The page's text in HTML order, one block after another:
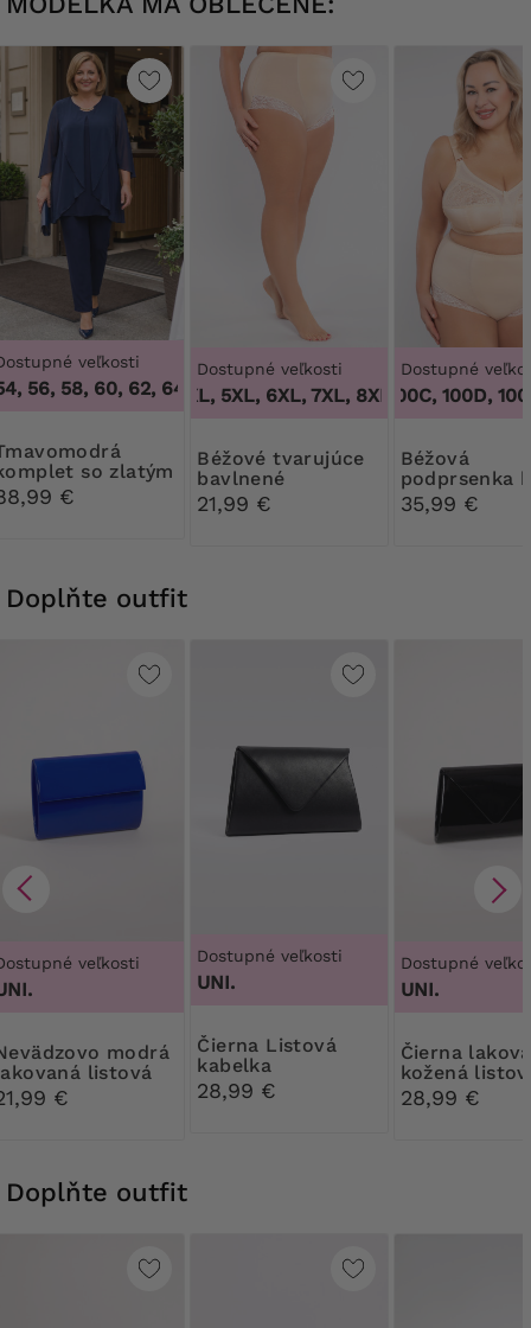
veľkosti
56, 58, 60, 62, 64, 46, 50, 54, 56, 58, 60, 62, 64
so zlatým
€
Dostupné veľkosti
3XL, 4XL, 5XL, 6XL, 7XL, 8XL, 9XL,3XL, 4XL,
Béžové tvarujúce
bavlnené
nohavičky s čipkou
21,99 €
Dostupné
100B, 100C, 100D,
Béžová
podprsenka
kostic
35,99 €
Doplňte outfit
veľkosti
listová
€
Dostupné veľkosti
UNI.
Čierna Listová
kabelka
28,99 €
Dostupné
UNI.
Čierna lakovaná
kožená
kabelka
28,99 €
Doplňte outfit